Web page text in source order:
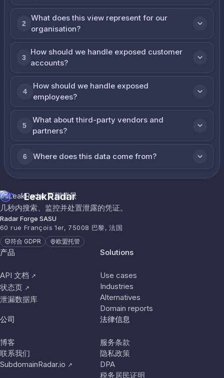
2
What does this view represent for our
organisation?
3
How should we handle exposed customer
accounts?
4
How should we handle exposed
employees?
5
What about third-party vendors and
partners?
6 Where does this data come from?
LeakRadar
几秒内搜索、监控并处置泄露的凭证。
Radar Forge SASU
60 rue François 1er, 75008 巴黎, 法国
符合 GDPR 欧盟托管
产品
API 文档 ↗
状态页 ↗
泄漏数据库
Solutions
Use cases
Industries
Alternatives
Domain reports
公司
博客
联系我们
SubdomainRadar.io ↗
法律信息
服务条款
隐私政策
DPA
税务居民证明